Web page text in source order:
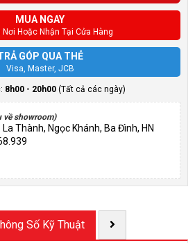
MUA NGAY
Nơi Hoặc Nhận Tại Cửa Hàng
GÓP QUA THẺ
Visa, Master, JCB
8h00 - 20h00 (Tất cả các ngày)
về showroom)
Thành, Ngọc Khánh, Ba Đình, HN
Số Kỹ Thuật